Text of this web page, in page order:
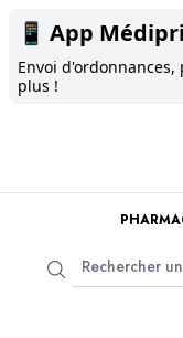
📱 App
Envoi d'ordonnances,
plus !